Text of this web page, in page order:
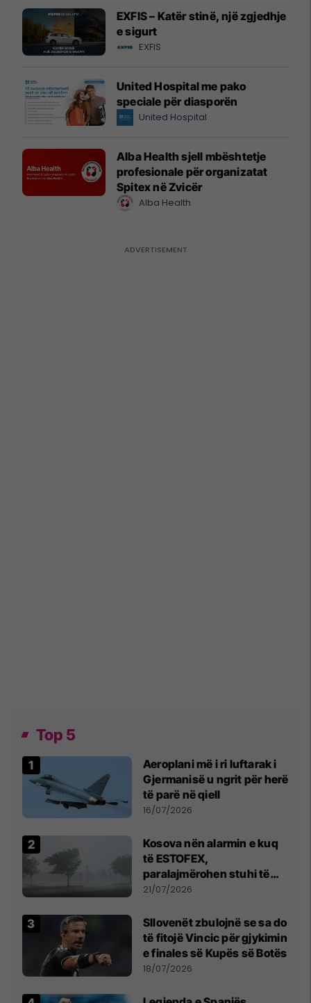
EXFIS – Katër stinë, një zgjedhje
e sigurt
EXFIS
United Hospital me pako
speciale për diasporën
United Hospital
Alba Health sjell mbështetje
profesionale për organizatat
Spitex në Zvicër
Alba Health
Top 5
Aeroplani më i ri luftarak i
Gjermanisë u ngrit për herë
të parë në qiell
16/07/2026
Kosova nën alarmin e kuq
të ESTOFEX,
paralajmërohen stuhi të
fuqishme me breshër dhe
21/07/2026
Sllovenët zbulojnë se sa do
të fitojë Vincic për gjykimin
e finales së Kupës së Botës
18/07/2026